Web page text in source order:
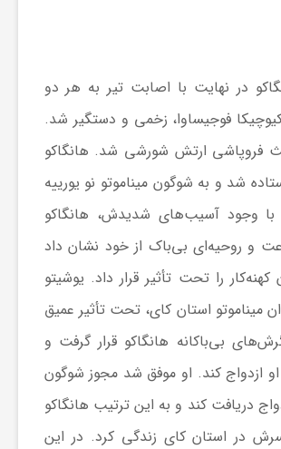
در نهایت با اصابت تیر به هر دو
فوجیساوا، زخمی و دستگیر شد.
فروپاشی ارتش شورشی شد. هانگاکو
شد و به شوگون میناموتو نو یورییه
با وجود آسیب‌های شدیدش، هانگاکو
و روحیه‌ای بی‌باک از خود نشان داد
کهنه‌کار را تحت تأثیر قرار داد. یوشیتو
میناموتو استان کای، تحت تأثیر عمیق
بی‌باکانه هانگاکو قرار گرفت و
او ازدواج کند. او موفق شد مجوز شوگون
دریافت کند و به این ترتیب هانگاکو
در استان کای زندگی کرد. در این